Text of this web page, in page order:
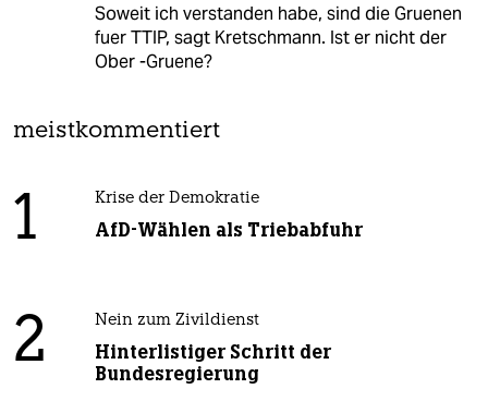
Soweit ich verstanden habe, sind die Gruenen
fuer TTIP, sagt Kretschmann. Ist er nicht der
Ober -Gruene?
meistkommentiert
1 Krise der Demokratie
AfD-Wählen als Triebabfuhr
2 Nein zum Zivildienst
Hinterlistiger Schritt der
Bundesregierung